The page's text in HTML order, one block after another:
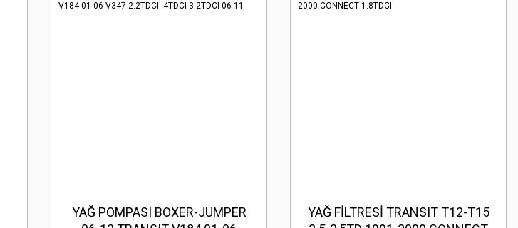
YAĞ POMPASI BOXER-JUMPER
YAĞ FİLTRESİ TRANSIT T12-T15